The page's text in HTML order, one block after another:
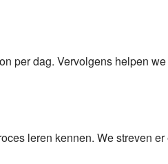
per dag. Vervolgens helpen
leren kennen. We streven